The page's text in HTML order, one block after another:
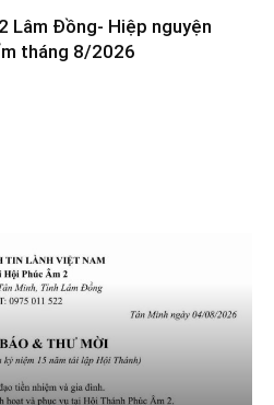
Lâm Đồng- Hiệp nguyện
tháng 8/2026